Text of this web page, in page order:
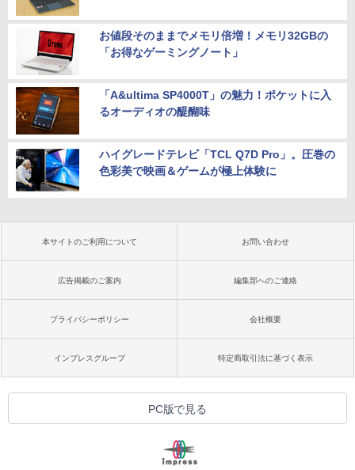
お値段そのままでメモリ倍増！メモリ32GBの
「お得なゲーミングノート」
「A&ultima SP4000T」の魅力！ポケットに入
るオーディオの醍醐味
ハイグレードテレビ「TCL Q7D Pro」。圧巻の
色彩美で映画＆ゲームが極上体験に
本サイトのご利用について お問い合わせ
広告掲載のご案内 編集部へのご連絡
プライバシーポリシー 会社概要
インプレスグループ 特定商取引法に基づく表示
PC版で見る